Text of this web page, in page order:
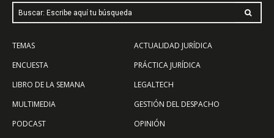
Buscar: Escribe aquí tu búsqueda
TEMAS
ENCUESTA
LIBRO DE LA SEMANA
MULTIMEDIA
PODCAST
ACTUALIDAD JURÍDICA
PRÁCTICA JURÍDICA
LEGALTECH
GESTIÓN DEL DESPACHO
OPINIÓN